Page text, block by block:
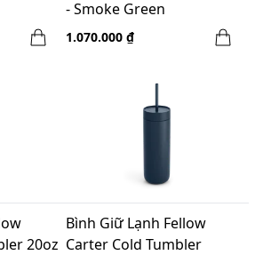
- Smoke Green
1.070.000 ₫
20oz
Bình Giữ Lạnh Fellow
Carter Cold Tumbler